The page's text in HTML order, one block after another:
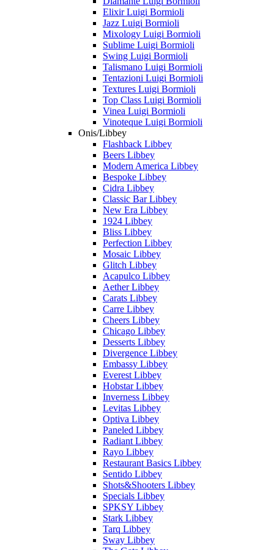
Elixir Luigi Bormioli
Jazz Luigi Bormioli
Mixology Luigi Bormioli
Sublime Luigi Bormioli
Swing Luigi Bormioli
Talismano Luigi Bormioli
Tentazioni Luigi Bormioli
Textures Luigi Bormioli
Top Class Luigi Bormioli
Vinea Luigi Bormioli
Vinoteque Luigi Bormioli
Onis/Libbey
Flashback Libbey
Beers Libbey
Modern America Libbey
Bespoke Libbey
Cidra Libbey
Classic Bar Libbey
New Era Libbey
1924 Libbey
Bliss Libbey
Perfection Libbey
Mosaic Libbey
Glitch Libbey
Acapulco Libbey
Aether Libbey
Carats Libbey
Carre Libbey
Cheers Libbey
Chicago Libbey
Desserts Libbey
Divergence Libbey
Embassy Libbey
Everest Libbey
Hobstar Libbey
Inverness Libbey
Levitas Libbey
Optiva Libbey
Paneled Libbey
Radiant Libbey
Rayo Libbey
Restaurant Basics Libbey
Sentido Libbey
Shots&Shooters Libbey
Specials Libbey
SPKSY Libbey
Stark Libbey
Tarq Libbey
Sway Libbey